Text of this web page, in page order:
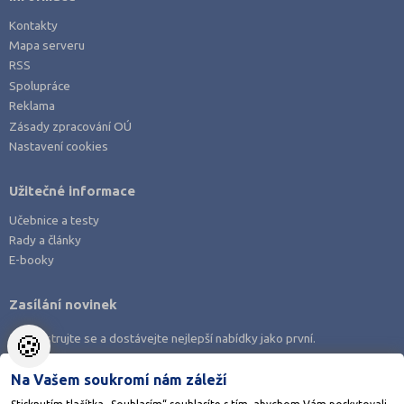
Kontakty
Mapa serveru
RSS
Spolupráce
Reklama
Zásady zpracování OÚ
Nastavení cookies
Užitečné informace
Učebnice a testy
Rady a články
E-booky
Zasílání novinek
Zaregistrujte se a dostávejte nejlepší nabídky jako první.
🍪
Na Vašem soukromí nám záleží